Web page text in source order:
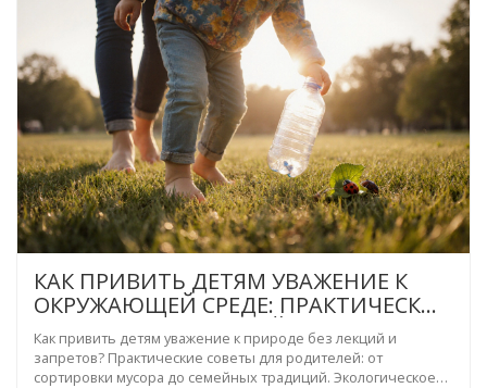
КАК ПРИВИТЬ ДЕТЯМ УВАЖЕНИЕ К
ОКРУЖАЮЩЕЙ СРЕДЕ: ПРАКТИЧЕСКИЕ
ШАГИ ДЛЯ РОДИТЕЛЕЙ
Как привить детям уважение к природе без лекций и
запретов? Практические советы для родителей: от
сортировки мусора до семейных традиций. Экологическое